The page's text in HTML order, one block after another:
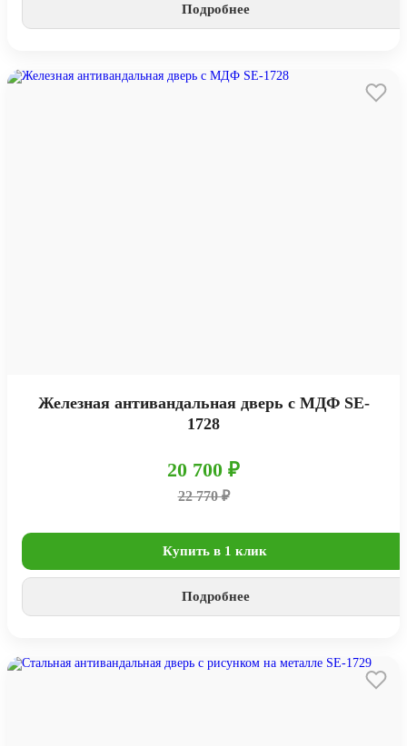
Подробнее
Железная антивандальная дверь с МДФ SE-
1728
20 700 ₽
22 770 ₽
Купить в 1 клик
Подробнее